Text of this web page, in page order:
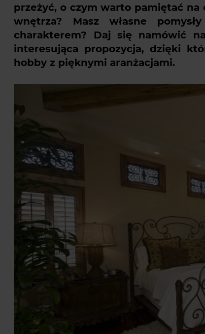
przeżyć, o czym warto pamiętać
wnętrza? Masz własne
charakterem? Daj się namówić
interesująca propozycja, dzięki
hobby z pięknymi aranżacjami.